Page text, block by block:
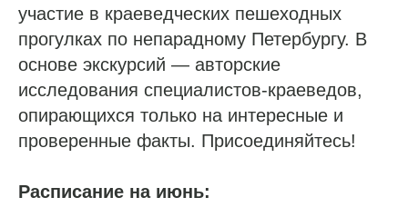
участие в краеведческих пешеходных
прогулках по непарадному Петербургу. В
основе экскурсий — авторские
исследования специалистов-краеведов,
опирающихся только на интересные и
проверенные факты. Присоединяйтесь!
Расписание на июнь: